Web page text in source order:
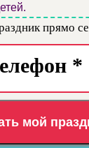
прямо
мой